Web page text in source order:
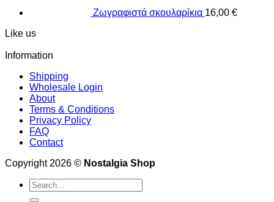
Ζωγραφιστά σκουλαρίκια 16,00 €
Like us
Information
Shipping
Wholesale Login
About
Terms & Conditions
Privacy Policy
FAQ
Contact
Copyright 2026 © Nostalgia Shop
Search
for: